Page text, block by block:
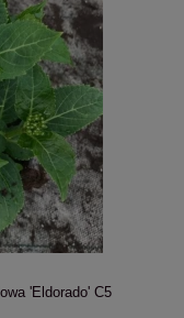
'Eldorado' C5